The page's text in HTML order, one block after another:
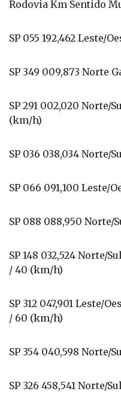
Rodovia Km Sentido
SP 055 192,462 Leste/
SP 349 009,873 Norte
SP 291 002,020 Norte/
(km/h)
SP 036 038,034 Norte/
SP 066 091,100 Leste/
SP 088 088,950
SP 148 032,524 Norte/
/ 40 (km/h)
SP 312 047,901 Leste/
/ 60 (km/h)
SP 354 040,598 Norte/
SP 326 458,541 Norte/